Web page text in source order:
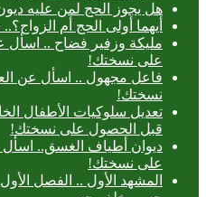
هل يجوز الحج لمن عليه
أيهما أولى الحج أم
مليكة وزفير فضاح ..
على نسختك!
فاعل مجهول .. اسأل عن
نسختك!
تعديل سلوكيات الأطفال
قبل الحصول على نسختك!
ديوان أطياف الغسق..
على نسختك!
المشهد الأول .. الفصل